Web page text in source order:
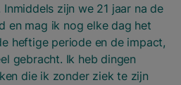
zijn we 21 jaar na de
en mag ik nog elke dag het
heftige periode en de impact,
gebracht. Ik heb dingen
die ik zonder ziek te zijn